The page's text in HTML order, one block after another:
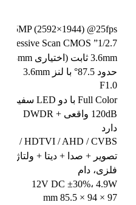
5MP (2592×1944) @25fps
1/2.7” Progressive Scan CMOS
3.6mm ثابت (اختیاری 2.8mm)
حدود 87.5° با لنز 3.6mm
F1.0
Full Color با دو LED سفید تا 40 متر
120dB واقعی + DWDR
دارد
/ HDTVI / AHD / CVBS
تصویر + صدا + دیتا + ولتاژ
فلزی، دام
12V DC ±30%، 4.9W
97 × 94 × 85.5 mm